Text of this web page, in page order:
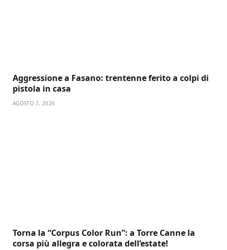
Aggressione a Fasano: trentenne ferito a colpi di
pistola in casa
AGOSTO 7, 2026
Torna la “Corpus Color Run”: a Torre Canne la
corsa più allegra e colorata dell’estate!